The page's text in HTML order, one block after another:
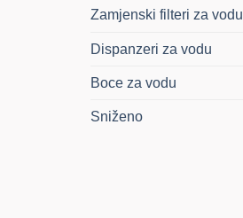
Zamjenski filteri za vodu
Dispanzeri za vodu
Boce za vodu
Sniženo